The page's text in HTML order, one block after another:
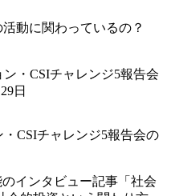
動に関わっているの？
CSIチャレンジ5報告会の